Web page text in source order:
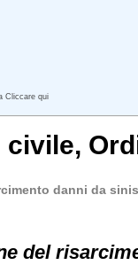
Cliccare qui
civile,
danni da
del